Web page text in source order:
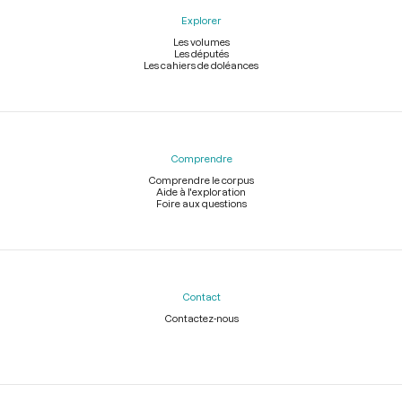
Explorer
Les volumes
Les députés
Les cahiers de doléances
Comprendre
Comprendre le corpus
Aide à l'exploration
Foire aux questions
Contact
Contactez-nous
Légal